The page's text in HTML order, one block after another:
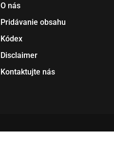
O nás
Pridávanie obsahu
Kódex
Disclaimer
Kontaktujte nás